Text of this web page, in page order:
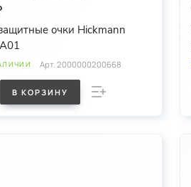
очки Hickmann
Арт.2000000200668
В КОРЗИНУ